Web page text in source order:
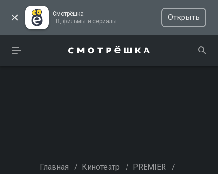
Смотрёшка
ТВ, фильмы и сериалы
Открыть
Главная / Кинотеатр / PREMIER /